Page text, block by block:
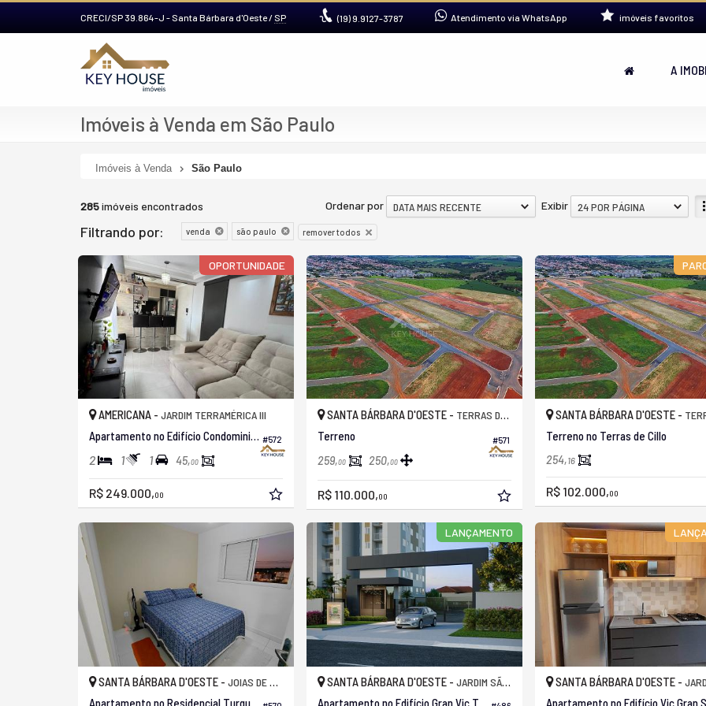
CRECI/SP 39.864-J - Santa Bárbara d'Oeste / SP (19)9.9127-3787 Atendimento via WhatsApp imóveis favoritos
A
Imóveis à Venda em São Paulo
Imóveis à Venda São Paulo
285imóveis encontrados Exibir 24 POR PÁGINA
Ordenar por DATA MAIS RECENTE
Filtrando por: venda são paulo remover todos
OPORTUNIDADE
#572
AMERICANA - JARDIM TERRAMÉRICA III
Apartamento no Edifício Condominio Residencial Parque Alliance
2 1 1 45,00
R$ 249.000,00
#571
SANTA BÁRBARA D'OESTE - TERRAS DE CILLO
Terreno
259,00 250,00
R$ 110.000,00
SANTA BÁRBARA D'OESTE -
Terreno no Terras de Cillo
254,16
R$ 102.000,00
SANTA BÁRBARA D'OESTE - JOIAS DE SANTA BÁRBARA
LANÇAMENTO
SANTA BÁRBARA D'OESTE - JARDIM SÃO FRANCISCO SANTA BÁRBARA D'OESTE - JARDIM